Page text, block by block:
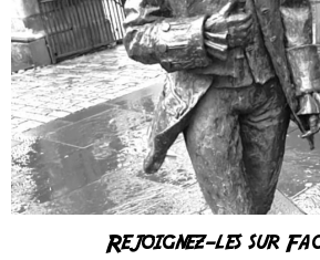
Rejoignez-les sur